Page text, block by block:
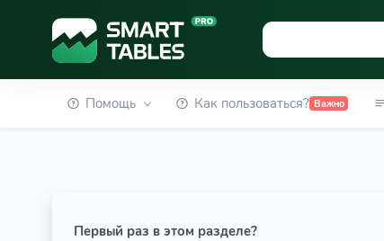
Помощь Как пользоваться? Важно
Первый раз в этом разделе?